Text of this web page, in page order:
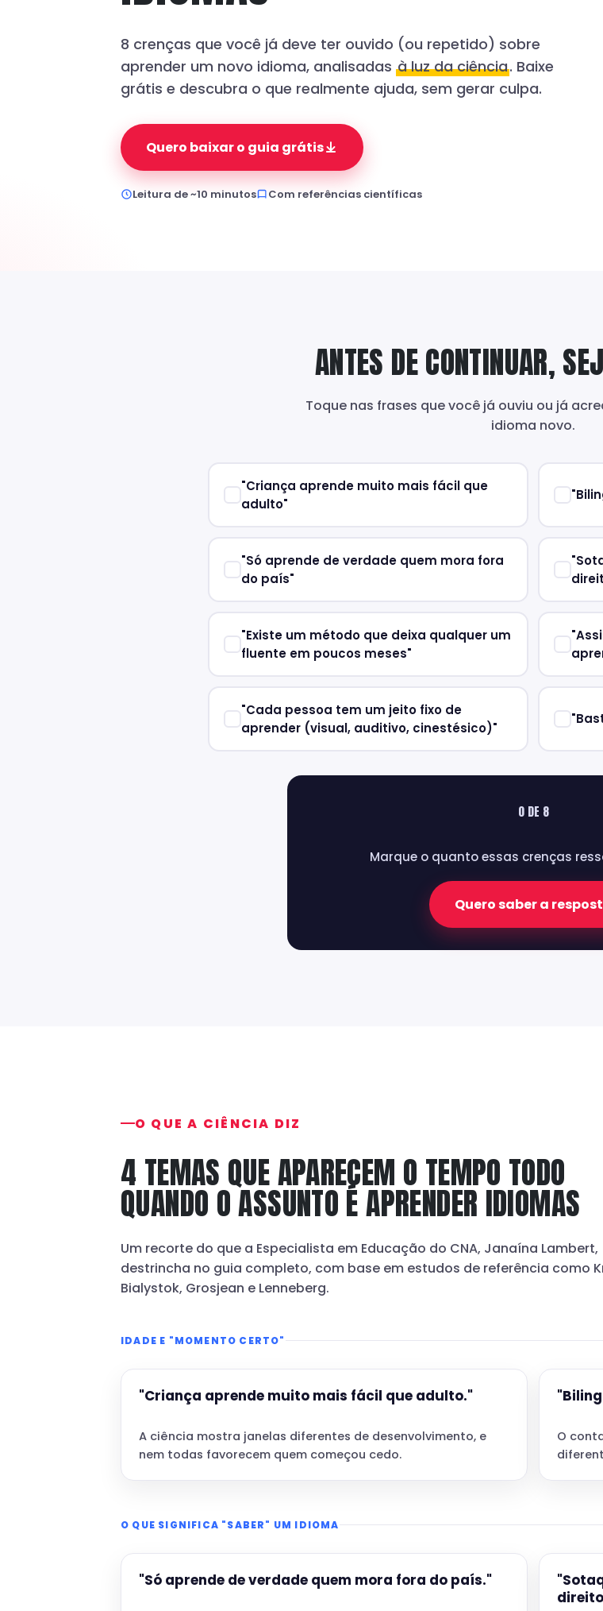
8 crenças que você já deve ter ouvido (ou repetido) sobre
aprender um novo idioma, analisadas à luz da ciência. Baixe
grátis e descubra o que realmente ajuda, sem gerar culpa.
Quero baixar o guia grátis
Leitura de ~10 minutos Com referências científicas
ANTES DE CONTINUAR,
Toque nas frases que você já ouviu ou já
idioma novo.
"Criança aprende muito mais fácil que
adulto"
"Só aprende de verdade quem mora fora
do país"
"Existe um método que deixa qualquer um
fluente em poucos meses"
"Cada pessoa tem um jeito fixo de
aprender (visual, auditivo, cinestésico)"
0 DE 8
Marque o quanto essas crenças
Quero saber a
O QUE A CIÊNCIA DIZ
4 TEMAS QUE APARECEM O TEMPO TODO
QUANDO O ASSUNTO É APRENDER IDIOMAS
Um recorte do que a Especialista em Educação do CNA, Janaína Lambert,
destrincha no guia completo, com base em estudos de referência como
Bialystok, Grosjean e Lenneberg.
IDADE E "MOMENTO CERTO"
"Criança aprende muito mais fácil que adulto."
A ciência mostra janelas diferentes de desenvolvimento, e
nem todas favorecem quem começou cedo.
O
O QUE SIGNIFICA "SABER" UM IDIOMA
"Só aprende de verdade quem mora fora do país."